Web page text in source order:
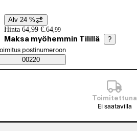
Hintatiedot
Alv 24 %
Hinta 64,99 €. 64,99
Maksa myöhemmin Tilillä ?
Saatavuustiedot
tilaustapa
postinumeroon
00220
Toimitettuna
Ei saatavilla